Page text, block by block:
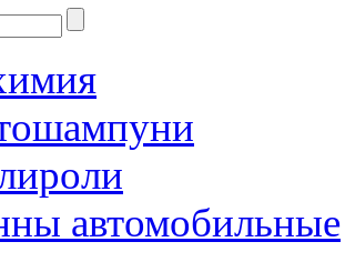
автомобильные